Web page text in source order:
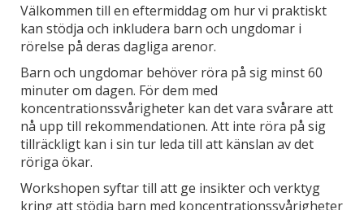
Välkommen till en eftermiddag om hur vi praktiskt
kan stödja och inkludera barn och ungdomar i
rörelse på deras dagliga arenor.
Barn och ungdomar behöver röra på sig minst 60
minuter om dagen. För dem med
koncentrationssvårigheter kan det vara svårare att
nå upp till rekommendationen. Att inte röra på sig
tillräckligt kan i sin tur leda till att känslan av det
röriga ökar.
Workshopen syftar till att ge insikter och verktyg
kring att stödja barn med koncentrationssvårigheter